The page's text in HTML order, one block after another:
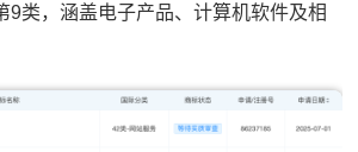
9类，涵盖电子产品、计算机软件及相